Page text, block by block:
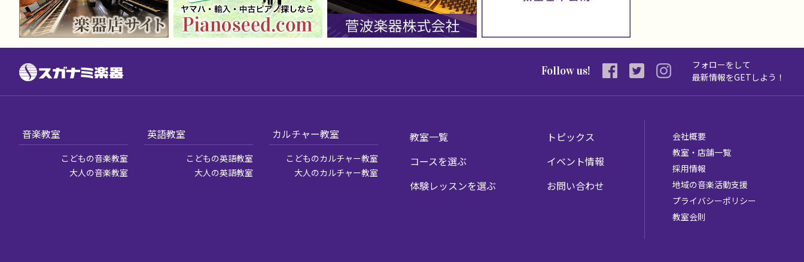
Follow us!
フォローをして
最新情報をGETしよう！
音楽教室
こどもの音楽教室
大人の音楽教室
英語教室
こどもの英語教室
大人の英語教室
カルチャー教室
こどものカルチャー教室
大人のカルチャー教室
教室一覧
コースを選ぶ
体験レッスンを選ぶ
トピックス
イベント情報
お問い合わせ
会社概要
教室・店舗一覧
採用情報
地域の音楽活動支援
プライバシーポリシー
教室会則